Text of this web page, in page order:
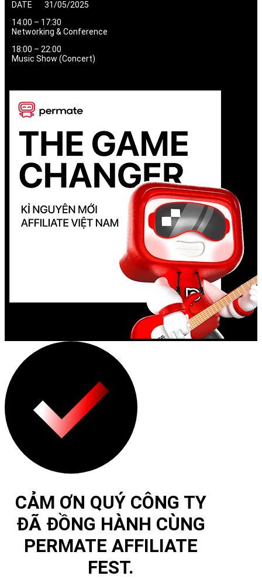
DATE 31/05/2025
14:00 – 17:30
Networking & Conference
18:00 – 22:00
Music Show (Concert)
CẢM ƠN QUÝ CÔNG TY
ĐÃ ĐỒNG HÀNH CÙNG
PERMATE AFFILIATE
FEST.